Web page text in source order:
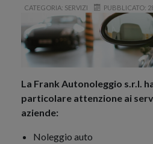
CATEGORIA: SERVIZI PUBBLICATO:
La Frank Autonoleggio s.r.l.
particolare attenzione ai
aziende:
Noleggio auto